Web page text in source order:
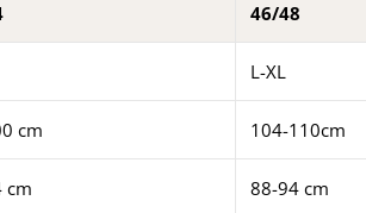
46/48
L-XL
cm 104-110cm
cm 88-94 cm